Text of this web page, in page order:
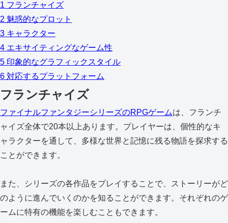
1 フランチャイズ
2 魅惑的なプロット
3 キャラクター
4 エキサイティングなゲーム性
5 印象的なグラフィックスタイル
6 対応するプラットフォーム
フランチャイズ
ファイナルファンタジーシリーズのRPGゲームは、フランチ
ャイズ全体で20本以上あります。プレイヤーは、個性的なキ
ャラクターを通して、多様な世界と記憶に残る物語を探求する
ことができます。
また、シリーズの各作品をプレイすることで、ストーリーがど
のように進んでいくのかを知ることができます。それぞれのゲ
ームに特有の機能を楽しむこともできます。